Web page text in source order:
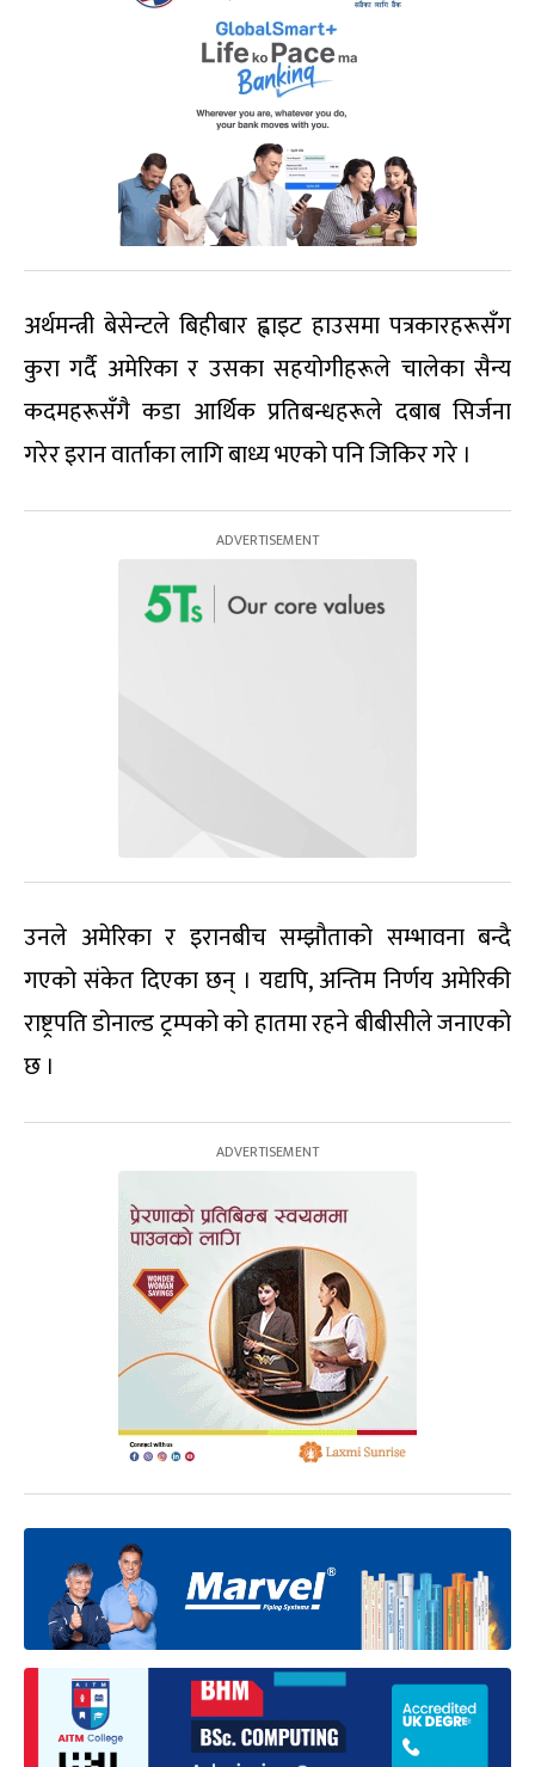
अर्थमन्त्री बेसेन्टले बिहीबार ह्वाइट हाउसमा पत्रकारहरूसँग
कुरा गर्दै अमेरिका र उसका सहयोगीहरूले चालेका सैन्य
कदमहरूसँगै कडा आर्थिक प्रतिबन्धहरूले दबाब सिर्जना
गरेर इरान वार्ताका लागि बाध्य भएको पनि जिकिर गरे ।
उनले अमेरिका र इरानबीच सम्झौताको सम्भावना बन्दै
गएको संकेत दिएका छन् । यद्यपि, अन्तिम निर्णय अमेरिकी
राष्ट्रपति डोनाल्ड ट्रम्पको को हातमा रहने बीबीसीले जनाएको
छ ।